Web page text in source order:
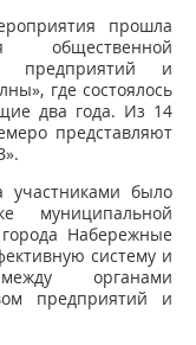
прошла
общественной
предприятий и
где состоялось
два года. Из 14
представляют
было
муниципальной
Набережные
систему и
органами
предприятий и